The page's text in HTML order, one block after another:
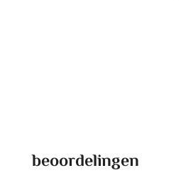
beoordelingen